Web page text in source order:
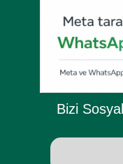
Bizi